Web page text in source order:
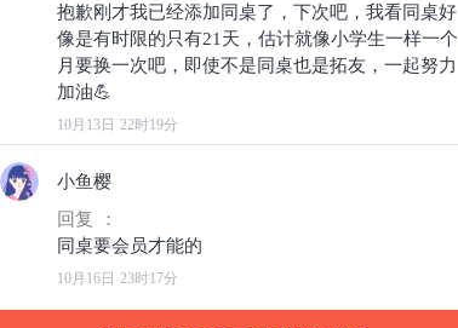
抱歉刚才我已经添加同桌了，下次吧，我看同桌好
像是有时限的只有21天，估计就像小学生一样一个
月要换一次吧，即使不是同桌也是拓友，一起努力
10月13日 22时19分
小鱼樱
回复 ：
10月16日 23时17分